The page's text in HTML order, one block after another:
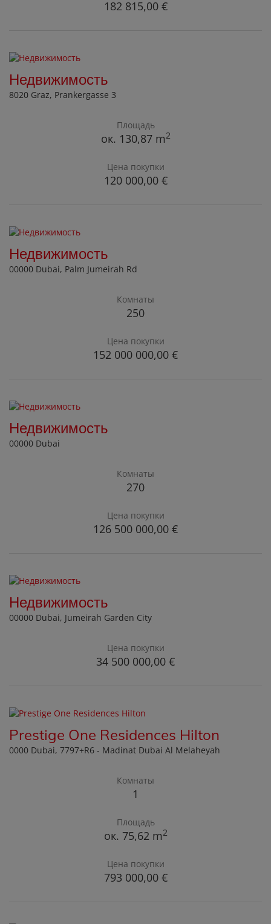
182 815,00 €
Недвижимость
8020 Graz, Prankergasse 3
Площадь
ок. 130,87 m2
Цена покупки
120 000,00 €
Недвижимость
00000 Dubai, Palm Jumeirah Rd
Комнаты
250
Цена покупки
152 000 000,00 €
Недвижимость
00000 Dubai
Комнаты
270
Цена покупки
126 500 000,00 €
Недвижимость
00000 Dubai, Jumeirah Garden City
Цена покупки
34 500 000,00 €
Prestige One Residences Hilton
0000 Dubai, 7797+R6 - Madinat Dubai Al Melaheyah
Комнаты
1
Площадь
ок. 75,62 m2
Цена покупки
793 000,00 €